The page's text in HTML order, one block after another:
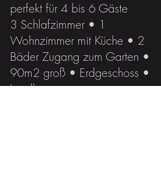
perfekt für 4 bis 6 Gäste
3 Schlafzimmer • 1
Wohnzimmer mit Küche • 2
Bäder Zugang zum Garten •
90m2 groß • Erdgeschoss •
Landhaus